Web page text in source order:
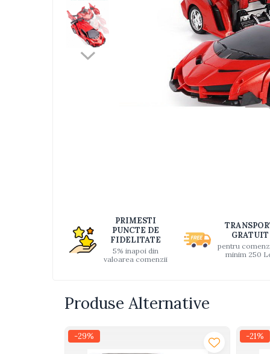
Interactive, educative si muzicale
Saltelute si centre de activitati
Seturi de frumusete
Caluti balansoar
Blocuri de constructie
PRIMESTI
PUNCTE DE
FIDELITATE
5% inapoi din
valoarea comenzii
GRATUIT
pentru
minim 250
Produse Alternative
-29% -21%